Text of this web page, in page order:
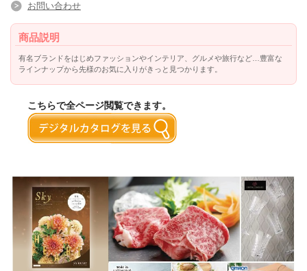
お問い合わせ
商品説明
有名ブランドをはじめファッションやインテリア、グルメや旅行など…豊富な
ラインナップから先様のお気に入りがきっと見つかります。
こちらで全ページ閲覧できます。